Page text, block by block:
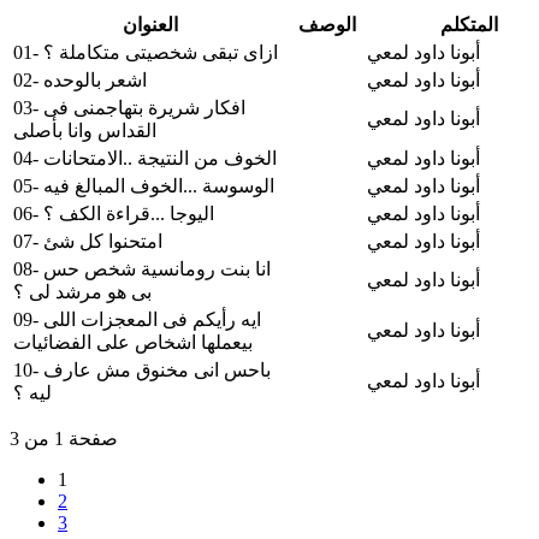
العنوان الوصف
المتكلم
01- ازاى تبقى شخصيتى متكاملة ؟
أبونا داود لمعي
02- اشعر بالوحده
أبونا داود لمعي
03- افكار شريرة بتهاجمنى فى
القداس وانا بأصلى
أبونا داود لمعي
04- الخوف من النتيجة ..الامتحانات
أبونا داود لمعي
05- الوسوسة ...الخوف المبالغ فيه
أبونا داود لمعي
06- اليوجا ...قراءة الكف ؟
أبونا داود لمعي
07- امتحنوا كل شئ
أبونا داود لمعي
08- انا بنت رومانسية شخص حس
بى هو مرشد لى ؟
أبونا داود لمعي
09- ايه رأيكم فى المعجزات اللى
بيعملها اشخاص على الفضائيات
أبونا داود لمعي
10- باحس انى مخنوق مش عارف
ليه ؟
أبونا داود لمعي
صفحة 1 من 3
1
2
3